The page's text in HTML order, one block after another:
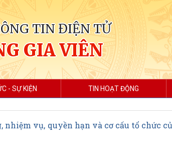
TIN ĐIỆN TỬ
GIA VIÊN
- SỰ KIỆN TIN HOẠT ĐỘNG
nhiệm vụ, quyền hạn và cơ cấu tổ chức